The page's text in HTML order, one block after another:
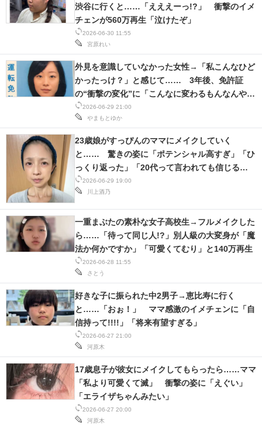
マーケ×ITの今がよく分かる
ITエンジニア向け専門サイト
企業向けIT製品の総合サイト
IT製品の技術・比較・事例
製造業のIT導入・活用を支援
モノづくり技術者専門サイト
エレクトロニクス専門サイト
電子設計の基本と応用
建設×テクノロジーの最前線
ちょっと気になるネットの話題
2026-06-30 11:55
宮原れい
渋谷に行くと……「えええーっ!?」 衝撃のイメ
チェンが560万再生「泣けたぞ」
2026-06-29 21:00
やまもとゆか
外見を意識していなかった女性→「私こんなひど
かったっけ？」と感じて…… 3年後、免許証
の“衝撃の変化”に「こんなに変わるもんなんや
ね」
2026-06-29 19:00
川上酒乃
23歳娘がすっぴんのママにメイクしていく
と…… 驚きの姿に「ポテンシャル高すぎ」「ひ
っくり返った」「20代って言われても信じる
ぞ！」
2026-06-28 11:55
さとう
一重まぶたの素朴な女子高校生→フルメイクした
ら……「待って同じ人!?」別人級の大変身が「魔
法か何かですか」「可愛くてむり」と140万再生
2026-06-27 21:00
河原木
好きな子に振られた中2男子→恵比寿に行く
と……「おぉ！」 ママ感激のイメチェンに「自
信持って!!!!」「将来有望すぎる」
2026-06-27 20:00
河原木
17歳息子が彼女にメイクしてもらったら……ママ
「私より可愛くて滅」 衝撃の姿に「えぐい」
「エライザちゃんみたい」